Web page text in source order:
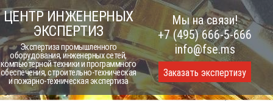
Skip
to
content
ЦЕНТР ИНЖЕНЕРНЫХ
ЭКСПЕРТИЗ
Экспертиза промышленного
оборудования, инженерных сетей,
компьютерной техники и программного
обеспечения, строительно-техническая
и пожарно-техническая экспертиза
Мы на связи!
+7 (495) 666-5-666
info@fse.ms
Заказать экспертизу